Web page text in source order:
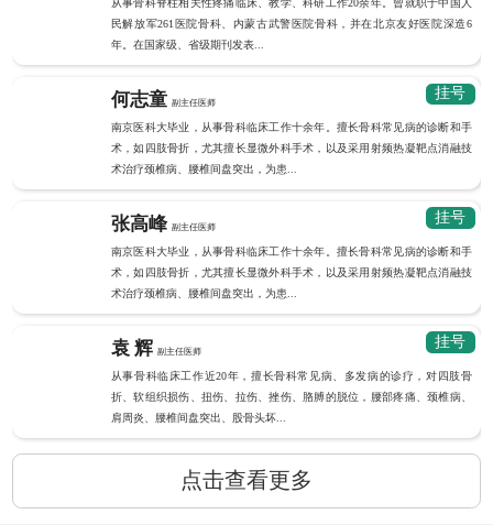
从事骨科脊柱相关性疼痛临床、教学、科研工作20余年。曾就职于中国人
民解放军261医院骨科、内蒙古武警医院骨科，并在北京友好医院深造6
年。在国家级、省级期刊发表...
何志童 副主任医师
南京医科大毕业，从事骨科临床工作十余年。擅长骨科常见病的诊断和手
术，如四肢骨折，尤其擅长显微外科手术，以及采用射频热凝靶点消融技
术治疗颈椎病、腰椎间盘突出，为患...
挂号
张高峰 副主任医师
南京医科大毕业，从事骨科临床工作十余年。擅长骨科常见病的诊断和手
术，如四肢骨折，尤其擅长显微外科手术，以及采用射频热凝靶点消融技
术治疗颈椎病、腰椎间盘突出，为患...
挂号
袁 辉 副主任医师
从事骨科临床工作近20年，擅长骨科常见病、多发病的诊疗，对四肢骨
折、软组织损伤、扭伤、拉伤、挫伤、胳膊的脱位，腰部疼痛、颈椎病、
肩周炎、腰椎间盘突出、股骨头坏...
挂号
点击查看更多